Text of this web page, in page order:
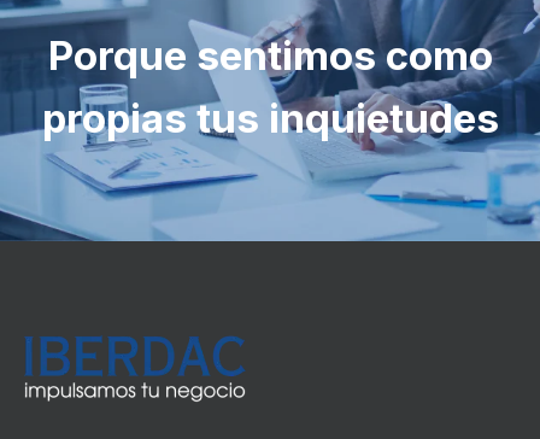
Porque sentimos como
propias tus inquietudes